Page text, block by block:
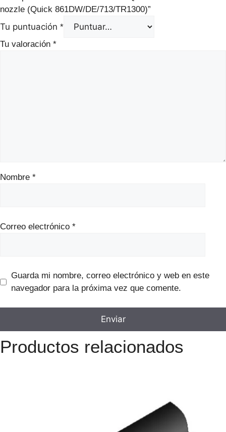
nozzle (Quick 861DW/DE/713/TR1300)”
Tu puntuación *
Tu valoración *
Nombre *
Correo electrónico *
Guarda mi nombre, correo electrónico y web en este
navegador para la próxima vez que comente.
Productos relacionados